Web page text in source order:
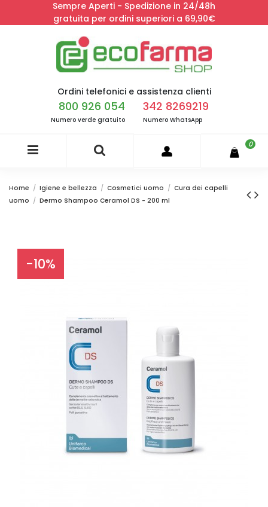
Sempre Aperti - Spedizione in 24/48h
gratuita per ordini superiori a 69,90€
Ordini telefonici e assistenza clienti
800 926 054
Numero verde gratuito
342 8269219
Numero WhatsApp
0
Home Igiene e bellezza Cosmetici uomo
Cura dei capelli
uomo
Dermo Shampoo Ceramol DS - 200 ml
-10%